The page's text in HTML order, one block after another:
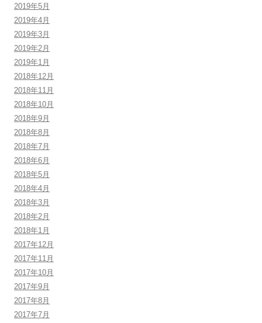
2019年5月
2019年4月
2019年3月
2019年2月
2019年1月
2018年12月
2018年11月
2018年10月
2018年9月
2018年8月
2018年7月
2018年6月
2018年5月
2018年4月
2018年3月
2018年2月
2018年1月
2017年12月
2017年11月
2017年10月
2017年9月
2017年8月
2017年7月